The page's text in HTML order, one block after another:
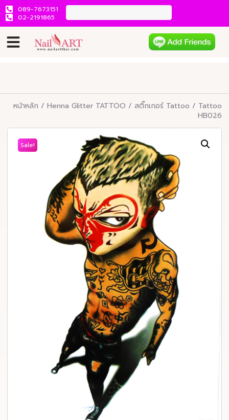
089-7673151
02-2191865
หน้าหลัก / Henna Glitter TATTOO / สติ๊กเกอร์ Tattoo / Tattoo
HB026
Sale!